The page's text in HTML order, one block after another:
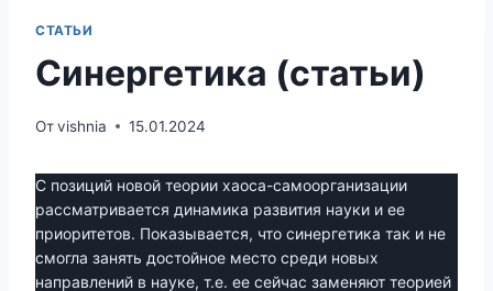
СТАТЬИ
Синергетика (статьи)
Отvishnia 15.01.2024
С позиций новой теории хаоса-самоорганизации
рассматривается динамика развития науки и ее
приоритетов. Показывается, что синергетика так и не
смогла занять достойное место среди новых
направлений в науке, т.е. ее сейчас заменяют теорией